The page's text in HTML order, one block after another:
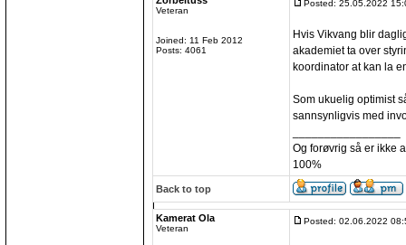
Veteran
Joined: 11 Feb 2012
Posts: 4061
Posted: 25.05.2022
Hvis Vikvang blir
akademiet ta over
koordinator at kan la
Som ukuelig optimist
sannsynligvis med
Og forøvrig så er ikke
100%
Back to top
Kamerat Ola
Veteran
Posted: 02.06.2022